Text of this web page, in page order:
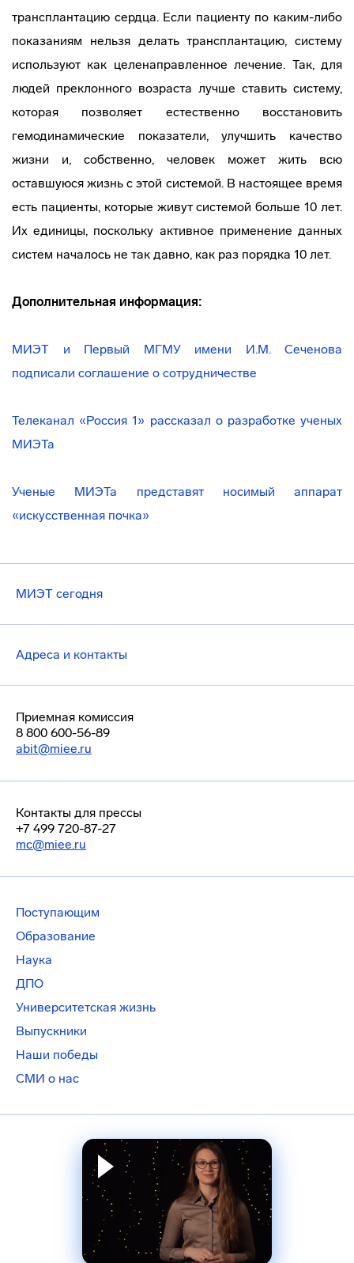
трансплантацию сердца. Если пациенту по каким-либо
показаниям нельзя делать трансплантацию, систему
используют как целенаправленное лечение. Так, для
людей преклонного возраста лучше ставить систему,
которая позволяет естественно восстановить
гемодинамические показатели, улучшить качество
жизни и, собственно, человек может жить всю
оставшуюся жизнь с этой системой. В настоящее время
есть пациенты, которые живут системой больше 10 лет.
Их единицы, поскольку активное применение данных
систем началось не так давно, как раз порядка 10 лет.
Дополнительная информация:
МИЭТ и Первый МГМУ имени И.М. Сеченова
подписали соглашение о сотрудничестве
Телеканал «Россия 1» рассказал о разработке ученых
МИЭТа
Ученые МИЭТа представят носимый аппарат
«искусственная почка»
МИЭТ сегодня
Адреса и контакты
Приемная комиссия
8 800 600-56-89
abit@miee.ru
Контакты для прессы
+7 499 720-87-27
mc@miee.ru
Поступающим
Образование
Наука
ДПО
Университетская жизнь
Выпускники
Наши победы
СМИ о нас